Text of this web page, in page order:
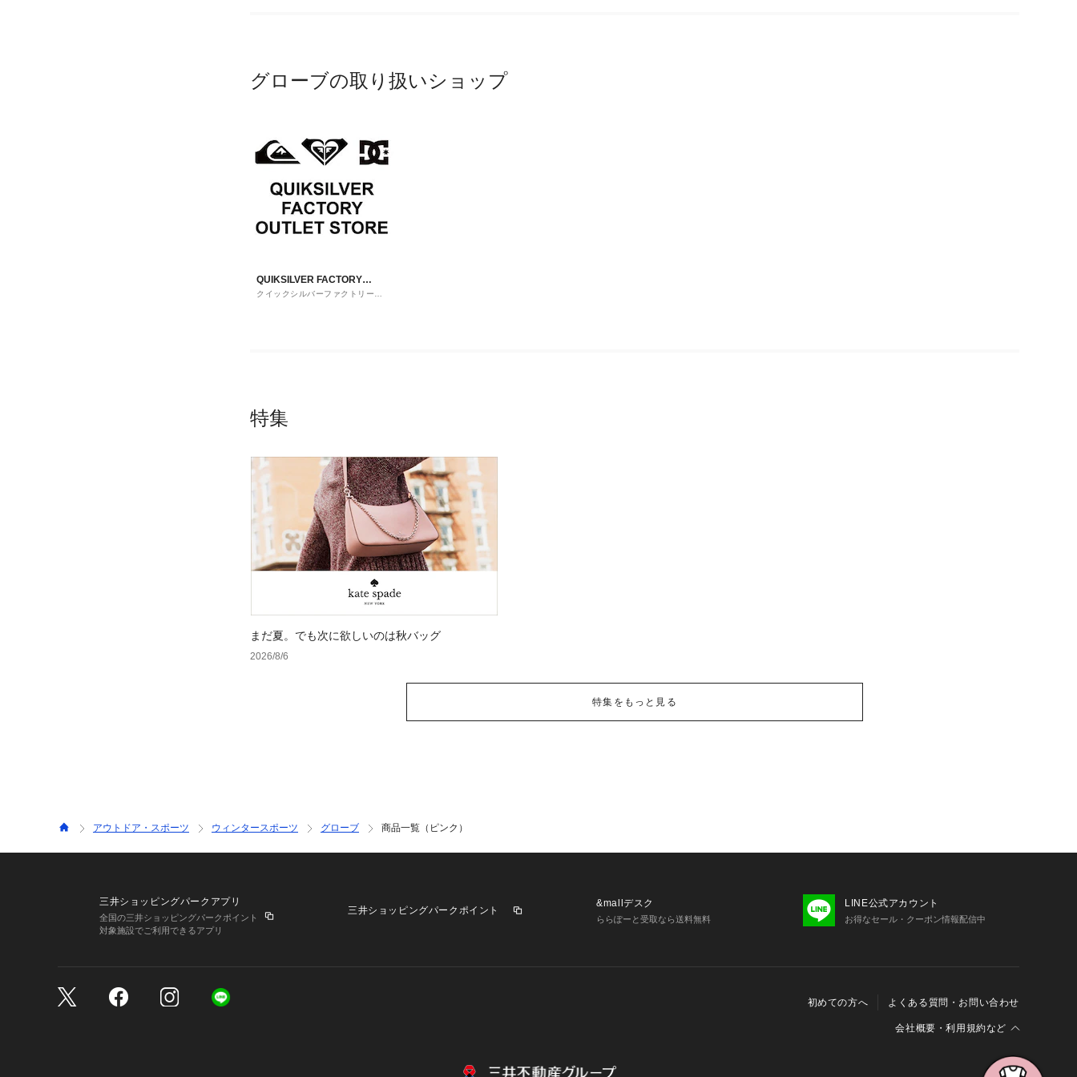
グローブの取り扱いショップ
QUIKSILVER FACTORY
OUTLET STORE
クイックシルバーファクトリーア
特集
まだ夏。でも次に欲しいのは秋バッグ
2026/8/6
特集をもっと見る
アウトドア・スポーツ ウィンタースポーツ グローブ 商品一覧（ピンク）
三井ショッピングパークアプリ
全国の三井ショッピングパークポイント
対象施設でご利用できるアプリ
三井ショッピングパークポイント
&mallデスク
ららぽーと受取なら送料無料
LINE公式アカウント
お得なセール・クーポン情報配信中
初めての方へ よくある質問・お問い合わせ
会社概要・利用規約など
特定商取引に関する法律に基づく表示